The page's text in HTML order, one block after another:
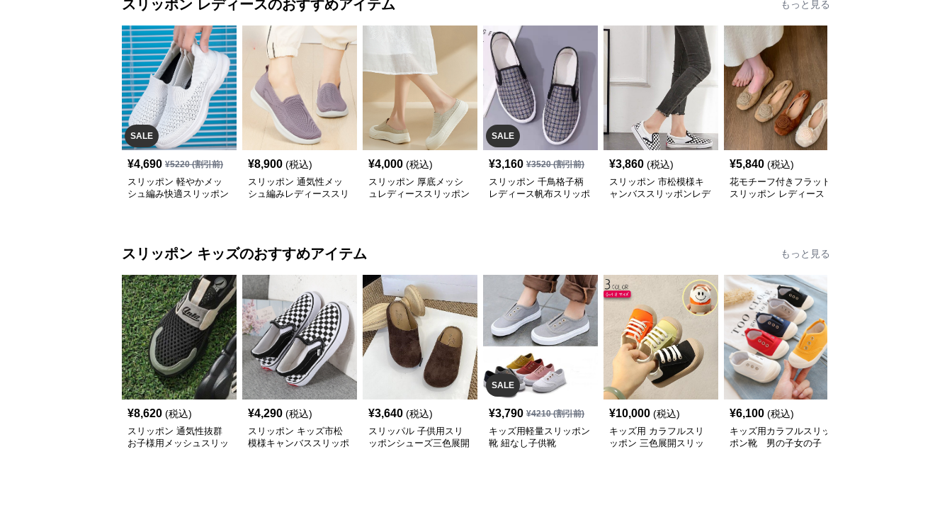
スリッポン レディースのおすすめアイテム もっと見る
SALE
¥4,690 ¥5220(割引前)
スリッポン 軽やかメッ
シュ編み快適スリッポン
¥8,900 (税込)
スリッポン 通気性メッ
シュ編みレディーススリ
¥4,000 (税込)
スリッポン 厚底メッシ
ュレディーススリッポン
SALE
¥3,160 ¥3520(割引前)
スリッポン 千鳥格子柄
レディース帆布スリッポ
¥3,860 (税込)
スリッポン 市松模様キ
ャンバススリッポンレデ
¥5,840 (税込)
花モチーフ付きフラット
スリッポン レディース
スリッポン キッズのおすすめアイテム もっと見る
¥8,620 (税込)
スリッポン 通気性抜群
お子様用メッシュスリッ
¥4,290 (税込)
スリッポン キッズ市松
模様キャンバススリッポ
¥3,640 (税込)
スリッパル 子供用スリ
ッポンシューズ三色展開
SALE
¥3,790 ¥4210(割引前)
キッズ用軽量スリッポン
靴 紐なし子供靴
¥10,000 (税込)
キッズ用 カラフルスリ
ッポン 三色展開スリッ
¥6,100 (税込)
キッズ用カラフルスリッ
ポン靴 男の子女の子